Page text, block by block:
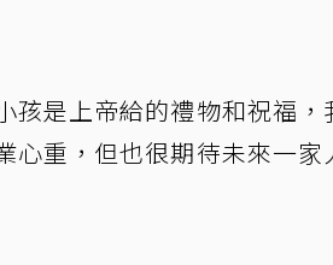
孩是上帝給的禮物和祝福，
心重，但也很期待未來一家